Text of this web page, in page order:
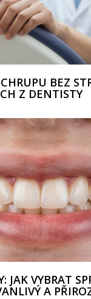
BEZ
Z DENTISTY
JAK VYBRAT
A